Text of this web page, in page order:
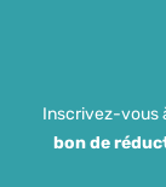
Inscrivez-vous
bon de